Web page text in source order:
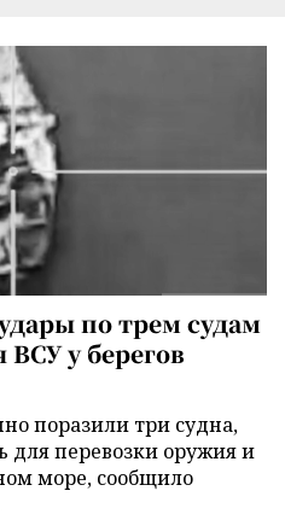
по трем судам
у берегов
поразили три судна,
для перевозки оружия и
море, сообщило